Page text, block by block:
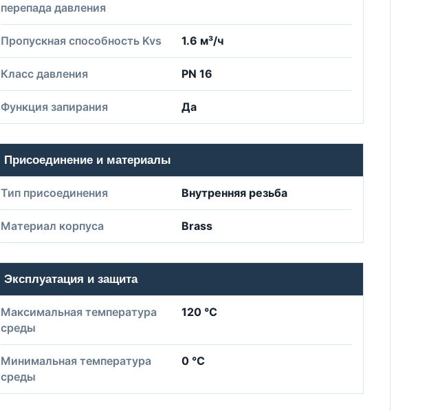
перепада давления
Пропускная способность Kvs 1.6 м³/ч
Класс давления PN 16
Функция запирания Да
Присоединение и материалы
Тип присоединения Внутренняя резьба
Материал корпуса Brass
Эксплуатация и защита
Максимальная температура
среды
120 °C
Минимальная температура
среды
0 °C